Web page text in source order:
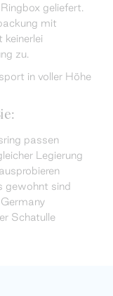
geliefert.
mit
zu.
in voller Höhe
passen
Legierung
gewohnt sind
Schatulle